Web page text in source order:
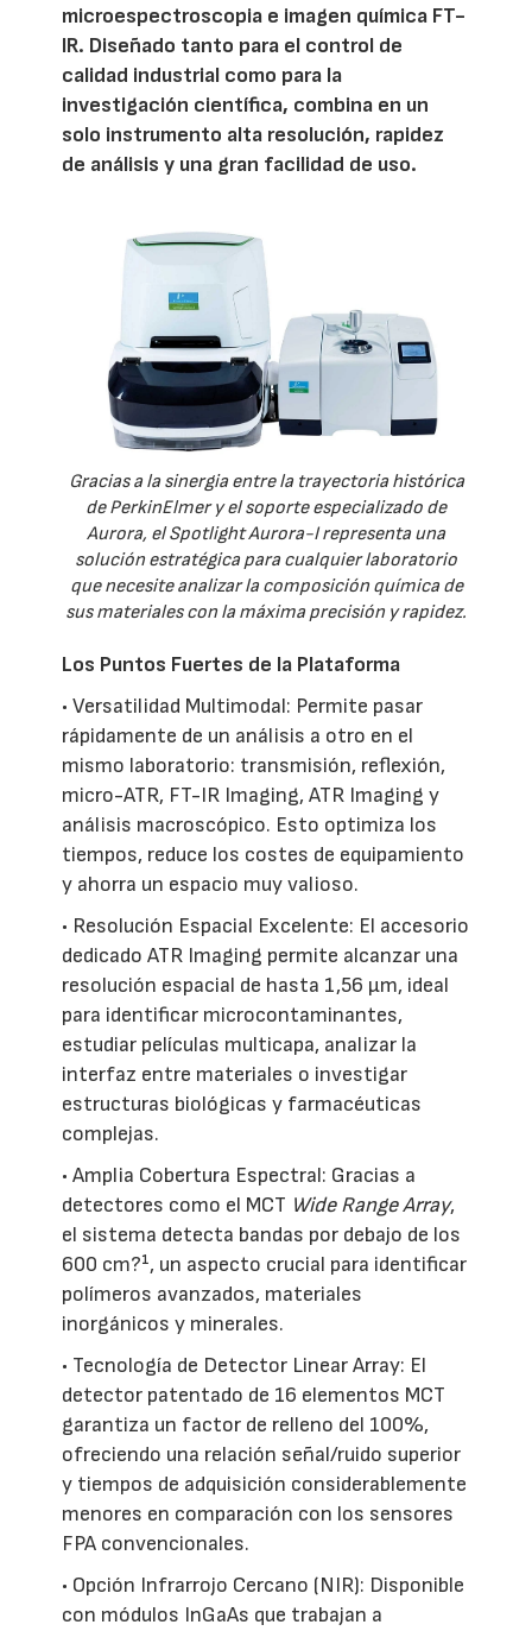
microespectroscopia e imagen química FT-
IR. Diseñado tanto para el control de
calidad industrial como para la
investigación científica, combina en un
solo instrumento alta resolución, rapidez
de análisis y una gran facilidad de uso.
Gracias a la sinergia entre la trayectoria histórica
de PerkinElmer y el soporte especializado de
Aurora, el Spotlight Aurora-I representa una
solución estratégica para cualquier laboratorio
que necesite analizar la composición química de
sus materiales con la máxima precisión y rapidez.
Los Puntos Fuertes de la Plataforma
• Versatilidad Multimodal: Permite pasar
rápidamente de un análisis a otro en el
mismo laboratorio: transmisión, reflexión,
micro-ATR, FT-IR Imaging, ATR Imaging y
análisis macroscópico. Esto optimiza los
tiempos, reduce los costes de equipamiento
y ahorra un espacio muy valioso.
• Resolución Espacial Excelente: El accesorio
dedicado ATR Imaging permite alcanzar una
resolución espacial de hasta 1,56 µm, ideal
para identificar microcontaminantes,
estudiar películas multicapa, analizar la
interfaz entre materiales o investigar
estructuras biológicas y farmacéuticas
complejas.
• Amplia Cobertura Espectral: Gracias a
detectores como el MCT Wide Range Array,
el sistema detecta bandas por debajo de los
600 cm?¹, un aspecto crucial para identificar
polímeros avanzados, materiales
inorgánicos y minerales.
• Tecnología de Detector Linear Array: El
detector patentado de 16 elementos MCT
garantiza un factor de relleno del 100%,
ofreciendo una relación señal/ruido superior
y tiempos de adquisición considerablemente
menores en comparación con los sensores
FPA convencionales.
• Opción Infrarrojo Cercano (NIR): Disponible
con módulos InGaAs que trabajan a